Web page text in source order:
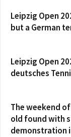
Leipzig Open
but a German
Leipzig Open
deutsches
The weekend
old found with
demonstration